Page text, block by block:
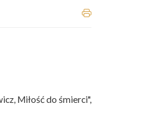
Miłość do śmierci",